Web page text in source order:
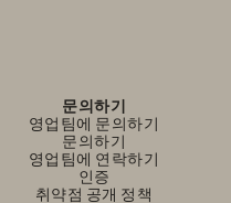
문의하기
영업팀에 문의하기
문의하기
영업팀에 연락하기
인증
취약점 공개 정책